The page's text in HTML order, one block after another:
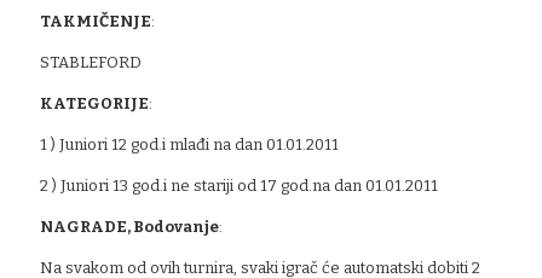
TAKMIČENJE:
STABLEFORD
KATEGORIJE:
1 ) Juniori 12 god.i mlađi na dan 01.01.2011
2 ) Juniori 13 god.i ne stariji od 17 god.na dan 01.01.2011
NAGRADE, Bodovanje:
Na svakom od ovih turnira, svaki igrač će automatski dobiti 2